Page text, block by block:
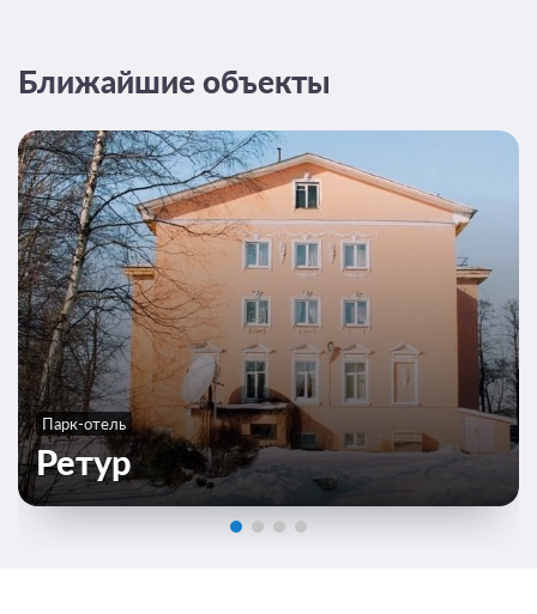
Ближайшие объекты
Парк-отель
Ретур